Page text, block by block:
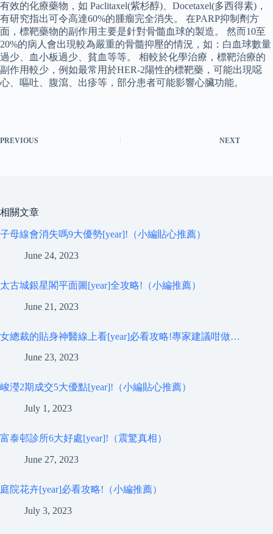
有效的化療藥物，如 Paclitaxel(紫杉醇)、Docetaxel(多西得素)，
有研究指出可令高達60%的腫瘤完全消失。 在PARP抑制劑方
面，標靶藥物的副作用主要是針對骨髓血球的製造。 然而10至
20%的病人會出現較為嚴重的骨髓抑壓的情況，如：白血球數量
過少、血小板過少、貧血等等。 相較於化學治療，標靶治療的
副作用較少，例如最常用於HER-2陽性的標靶藥，可能出現噁
心、嘔吐、腹瀉、出疹等，部分患者可能影響心臟功能。
PREVIOUS NEXT
相關文章
子母線會消失嗎9大優勢[year]!（小編貼心推薦）
June 24, 2023
太古城銀星閣平面圖[year]全攻略!（小編推薦）
June 21, 2023
女總裁的貼身神醫線上看[year]必看攻略!專家建議咁做…
June 23, 2023
峻瀅2期成交5大優點[year]!（小編貼心推薦）
July 1, 2023
富泰邨診所6大好處[year]!（震驚真相）
June 27, 2023
庭院花卉[year]必看攻略!（小編推薦）
July 3, 2023